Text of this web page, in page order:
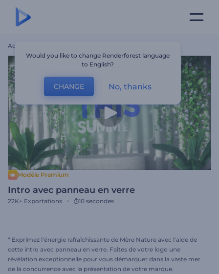
Accueil
Modèle Premium
Intro avec panneau en verre
22K+ Exportations 10 secondes
" Exprimez l'énergie rafraîchissante de Mère Nature avec l'aide de
cette intro avec panneau en verre. Faites de votre logo une
révélation exceptionnelle pour vous démarquer dans la vaste mer
de la concurrence avec la présentation de votre marque.
Would you like to change Renderforest language
to English?
CHANGE No, thanks